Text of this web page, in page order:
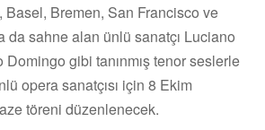
Bremen, San Francisco ve
da sahne alan ünlü sanatçı Luciano
gibi tanınmış tenor seslerle
opera sanatçısı için 8 Ekim
töreni düzenlenecek.